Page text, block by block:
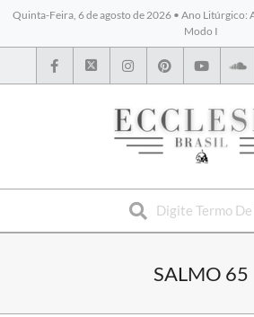
Quinta-Feira, 6 de agosto de 2026 • Ano Litúrgico:
Modo I
BYBLOS
SALMO 65